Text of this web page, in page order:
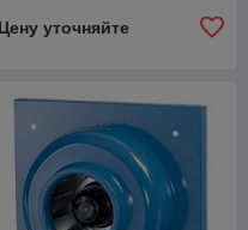
Цену уточняйте